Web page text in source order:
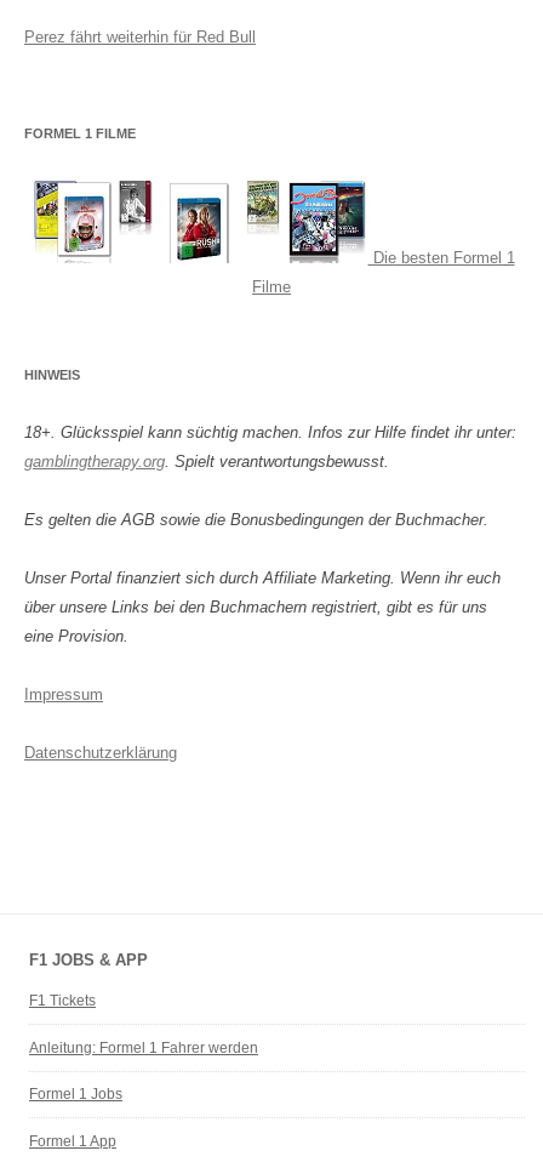
Perez fährt weiterhin für Red Bull
FORMEL 1 FILME
Die besten Formel 1
Filme
HINWEIS
18+. Glücksspiel kann süchtig machen. Infos zur Hilfe findet ihr unter:
gamblingtherapy.org. Spielt verantwortungsbewusst.
Es gelten die AGB sowie die Bonusbedingungen der Buchmacher.
Unser Portal finanziert sich durch Affiliate Marketing. Wenn ihr euch
über unsere Links bei den Buchmachern registriert, gibt es für uns
eine Provision.
Impressum
Datenschutzerklärung
F1 JOBS & APP
F1 Tickets
Anleitung: Formel 1 Fahrer werden
Formel 1 Jobs
Formel 1 App